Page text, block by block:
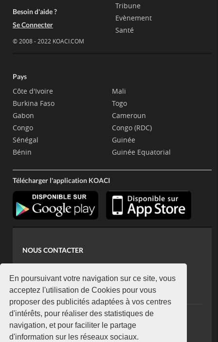
En poursuivant votre navigation sur ce site, vous
acceptez l'utilisation de Cookies pour vous
proposer des publicités adaptées à vos centres
d'intérêts, pour réaliser des statistiques de
navigation, et pour faciliter le partage
d'information sur les réseaux sociaux.
Besoin d'aide ?
Se Connecter
© 2008 - 2022 KOACI.COM
Tribune
Evènement
Santé
Pays
Côte d'Ivoire
Burkina Faso
Gabon
Congo
Sénégal
Bénin
Mali
Togo
Cameroun
Congo (RDC)
Guinée
Guinée Equatorial
Télécharger l'application KOACI
NOUS CONTACTER
koaci@yahoo.fr
+225 07 08 85 52 93
NEWSLETTER
Restez connecté via notre newsletter